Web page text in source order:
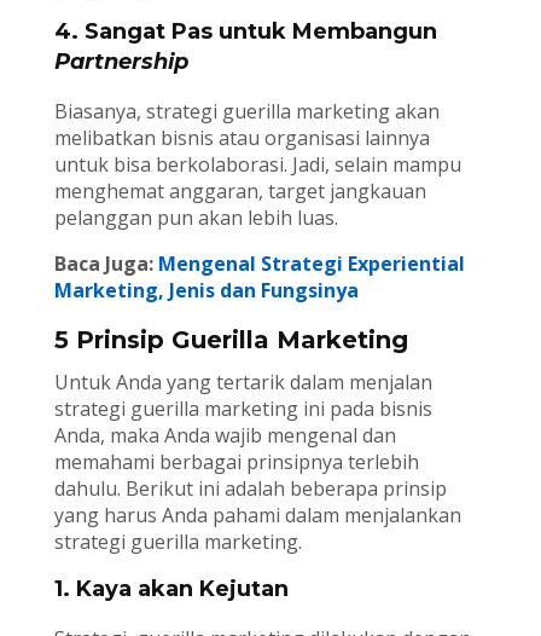
4. Sangat Pas untuk Membangun
Partnership
Biasanya, strategi guerilla marketing akan
melibatkan bisnis atau organisasi lainnya
untuk bisa berkolaborasi. Jadi, selain mampu
menghemat anggaran, target jangkauan
pelanggan pun akan lebih luas.
Baca Juga: Mengenal Strategi Experiential
Marketing, Jenis dan Fungsinya
5 Prinsip Guerilla Marketing
Untuk Anda yang tertarik dalam menjalan
strategi guerilla marketing ini pada bisnis
Anda, maka Anda wajib mengenal dan
memahami berbagai prinsipnya terlebih
dahulu. Berikut ini adalah beberapa prinsip
yang harus Anda pahami dalam menjalankan
strategi guerilla marketing.
1. Kaya akan Kejutan